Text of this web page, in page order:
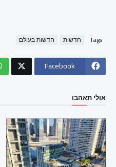
Tags חדשות חדשות בעולם
Facebook
אולי תאהבו